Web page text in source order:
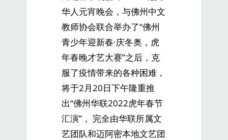
华人元宵晚会，与佛州中文
教师协会联合举办了“佛州
青少年迎新春·庆冬奥，虎
年春晚才艺大赛”之后，克
服了疫情带来的各种困难，
将于2月20日下午隆重推
出“佛州华联2022虎年春节
汇演”， 完全由华联所属文
艺团队和迈阿密本地文艺团